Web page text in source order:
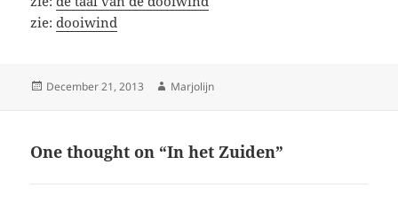
zie:dooiwind
Posted
December 21, 2013 Author
Marjolijn
One thought on “In het Zuiden”